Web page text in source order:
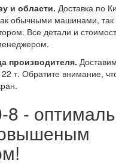
и области. Доставка по
обычными машинами,
Все детали и
производителя.
т. Обратите внимание,
8 -